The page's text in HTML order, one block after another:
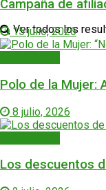
Ver todos los
Campaña de
15 julio, 2026
Polo de la Mujer:
8 julio, 2026
Los descuentos